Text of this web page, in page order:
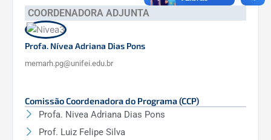
COORDENADORA ADJUNTA
Profa. Nívea Adriana Dias Pons
memarh.pg@unifei.edu.br
Comissão Coordenadora do Programa (CCP)
Profa. Nivea Adriana Dias Pons
Prof. Luiz Felipe Silva